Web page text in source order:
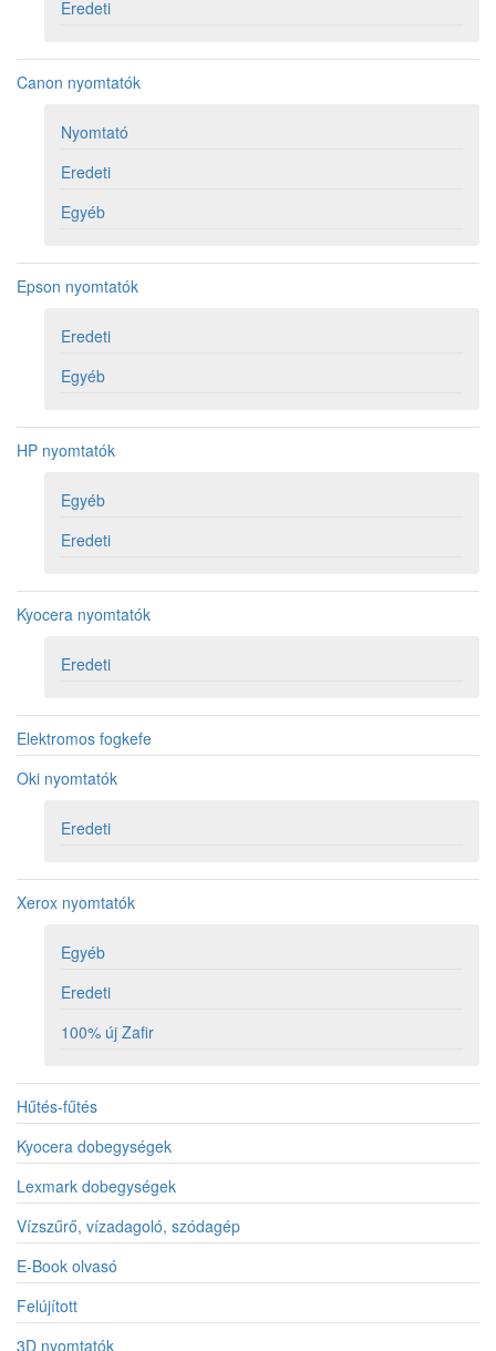
Eredeti
Canon nyomtatók
Nyomtató
Eredeti
Egyéb
Epson nyomtatók
Eredeti
Egyéb
HP nyomtatók
Egyéb
Eredeti
Kyocera nyomtatók
Eredeti
Elektromos fogkefe
Oki nyomtatók
Eredeti
Xerox nyomtatók
Egyéb
Eredeti
100% új Zafir
Hűtés-fűtés
Kyocera dobegységek
Lexmark dobegységek
Vízszűrő, vízadagoló, szódagép
E-Book olvasó
Felújított
3D nyomtatók